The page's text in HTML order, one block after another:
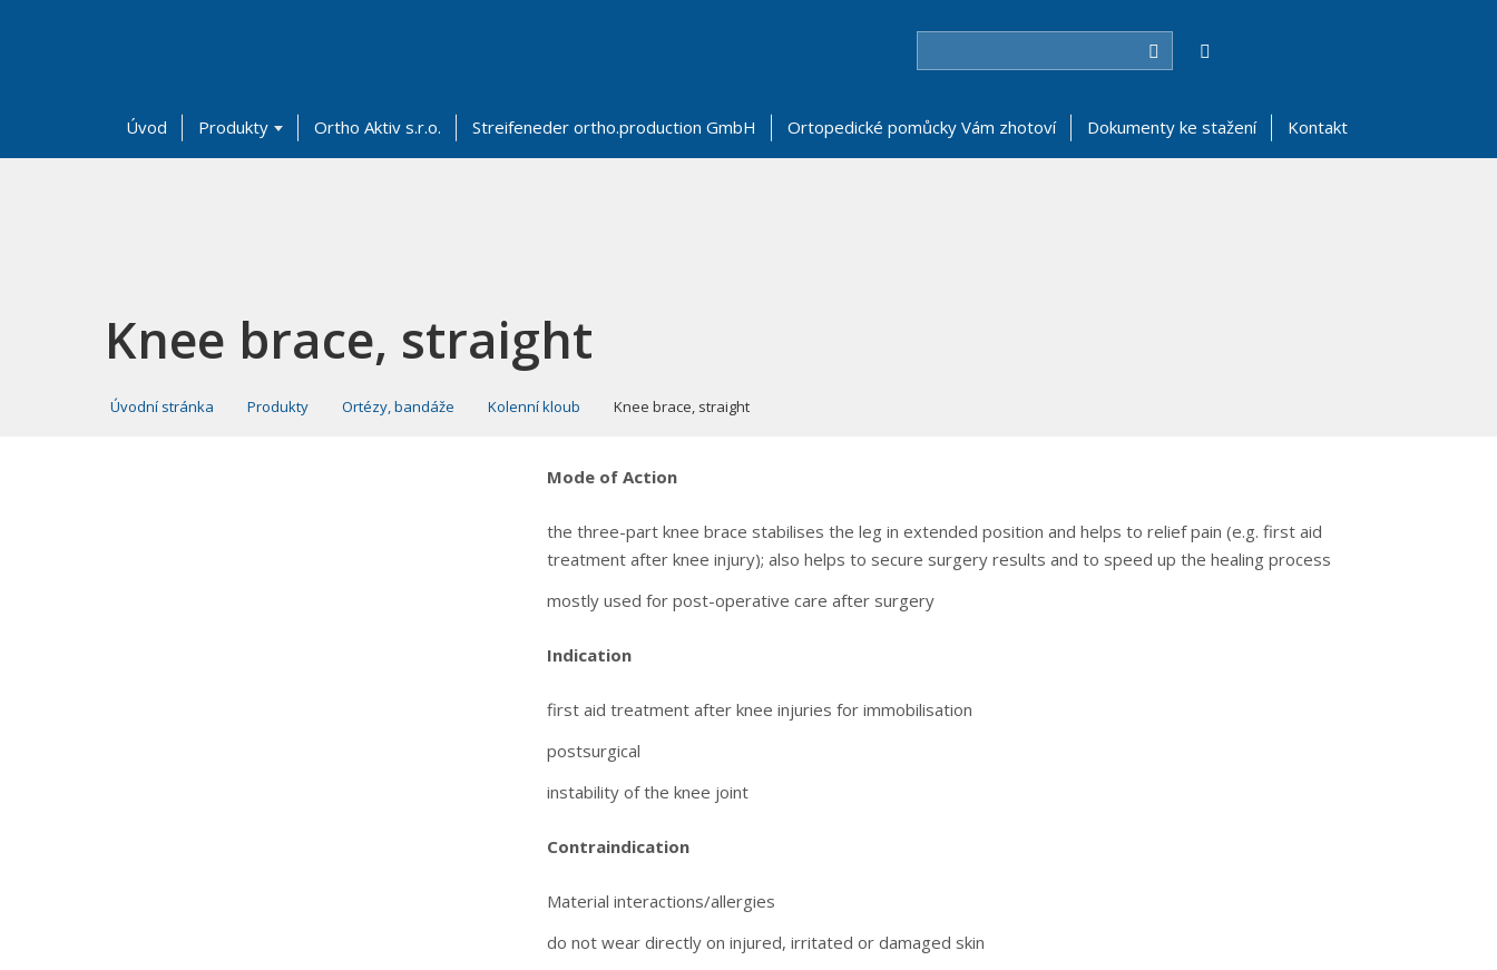
Hledat
Úvod Produkty Ortho Aktiv s.r.o. Streifeneder ortho.production GmbH Ortopedické pomůcky Vám zhotoví Dokumenty ke stažení Kontakt
Knee brace, straight
Úvodní stránka Produkty Ortézy, bandáže Kolenní kloub Knee brace, straight
Mode of Action
the three-part knee brace stabilises the leg in extended position and helps to relief pain (e.g. first aid
treatment after knee injury); also helps to secure surgery results and to speed up the healing process
mostly used for post-operative care after surgery
Indication
first aid treatment after knee injuries for immobilisation
postsurgical
instability of the knee joint
Contraindication
Material interactions/allergies
do not wear directly on injured, irritated or damaged skin